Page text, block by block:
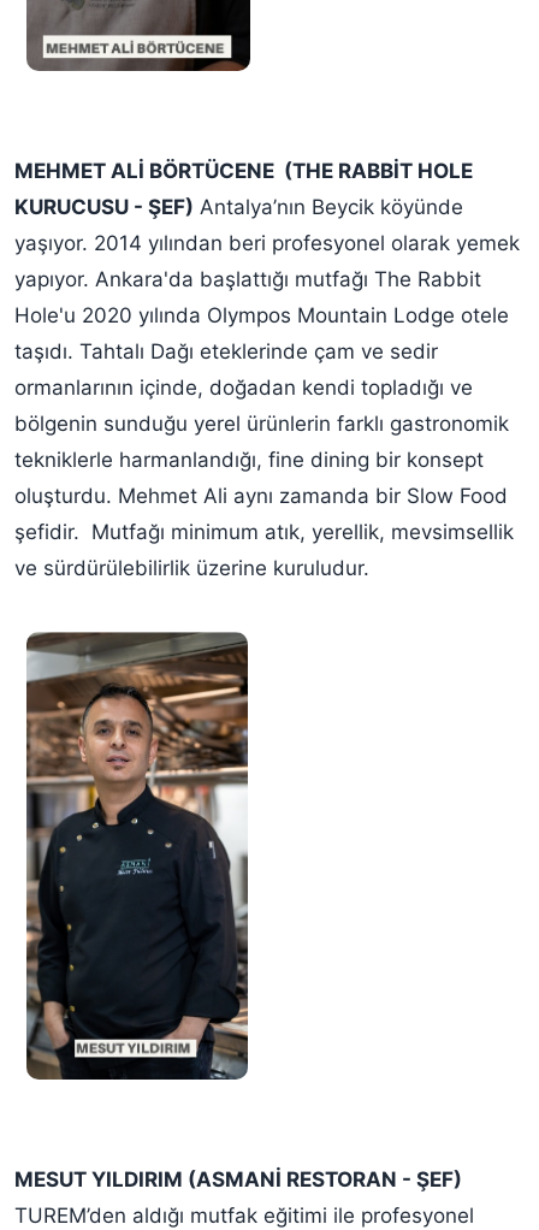
MEHMET ALİ BÖRTÜCENE (THE RABBİT HOLE
KURUCUSU - ŞEF) Antalya’nın Beycik köyünde
yaşıyor. 2014 yılından beri profesyonel olarak yemek
yapıyor. Ankara'da başlattığı mutfağı The Rabbit
Hole'u 2020 yılında Olympos Mountain Lodge otele
taşıdı. Tahtalı Dağı eteklerinde çam ve sedir
ormanlarının içinde, doğadan kendi topladığı ve
bölgenin sunduğu yerel ürünlerin farklı gastronomik
tekniklerle harmanlandığı, fine dining bir konsept
oluşturdu. Mehmet Ali aynı zamanda bir Slow Food
şefidir. Mutfağı minimum atık, yerellik, mevsimsellik
ve sürdürülebilirlik üzerine kuruludur.
MESUT YILDIRIM (ASMANİ RESTORAN - ŞEF)
TUREM’den aldığı mutfak eğitimi ile profesyonel